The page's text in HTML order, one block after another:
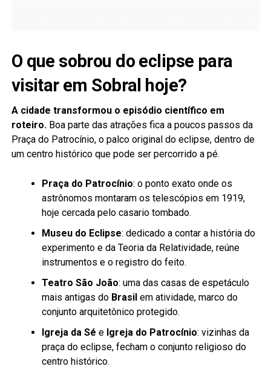
O que sobrou do eclipse para
visitar em Sobral hoje?
A cidade transformou o episódio científico em
roteiro. Boa parte das atrações fica a poucos passos da
Praça do Patrocínio, o palco original do eclipse, dentro de
um centro histórico que pode ser percorrido a pé.
Praça do Patrocínio: o ponto exato onde os
astrônomos montaram os telescópios em 1919,
hoje cercada pelo casario tombado.
Museu do Eclipse: dedicado a contar a história do
experimento e da Teoria da Relatividade, reúne
instrumentos e o registro do feito.
Teatro São João: uma das casas de espetáculo
mais antigas do Brasilem atividade, marco do
conjunto arquitetônico protegido.
Igreja da Sé e Igreja do Patrocínio: vizinhas da
praça do eclipse, fecham o conjunto religioso do
centro histórico.